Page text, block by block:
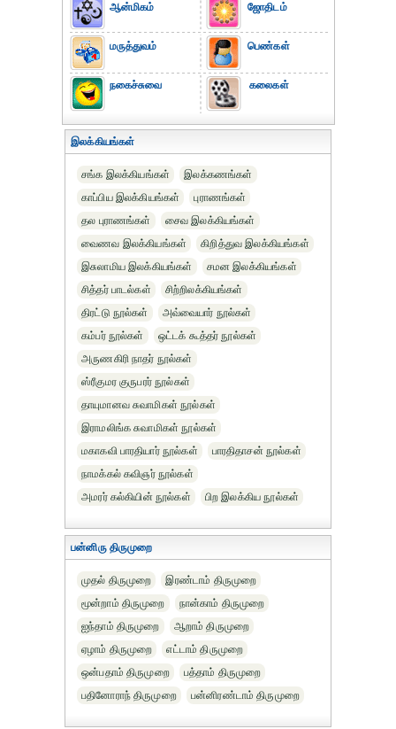
ஆன்மிகம்
மருத்துவம்
நகைச்சுவை
ஜோதிடம்
பெண்கள்
கலைகள்
இலக்கியங்கள்
சங்க இலக்கியங்கள்
இலக்கணங்கள்
காப்பிய இலக்கியங்கள்
புராணங்கள்
தல புராணங்கள்
சைவ இலக்கியங்கள்
வைணவ இலக்கியங்கள்
கிறித்துவ இலக்கியங்கள்
இசுலாமிய இலக்கியங்கள்
சமன இலக்கியங்கள்
சித்தர் பாடல்கள்
சிற்றிலக்கியங்கள்
திரட்டு நூல்கள்
அவ்வையார் நூல்கள்
கம்பர் நூல்கள்
ஒட்டக் கூத்தர் நூல்கள்
அருணகிரி நாதர் நூல்கள்
ஸ்ரீகுமர குருபரர் நூல்கள்
தாயுமானவ சுவாமிகள் நூல்கள்
இராமலிங்க சுவாமிகள் நூல்கள்
மகாகவி பாரதியார் நூல்கள்
பாரதிதாசன் நூல்கள்
நாமக்கல் கவிஞர் நூல்கள்
அமரர் கல்கியின் நூல்கள்
பிற இலக்கிய நூல்கள்
பன்னிரு திருமுறை
முதல் திருமுறை
இரண்டாம் திருமுறை
மூன்றாம் திருமுறை
நான்காம் திருமுறை
ஐந்தாம் திருமுறை
ஆறாம் திருமுறை
ஏழாம் திருமுறை
எட்டாம் திருமுறை
ஒன்பதாம் திருமுறை
பத்தாம் திருமுறை
பதினோராந் திருமுறை
பன்னிரண்டாம் திருமுறை